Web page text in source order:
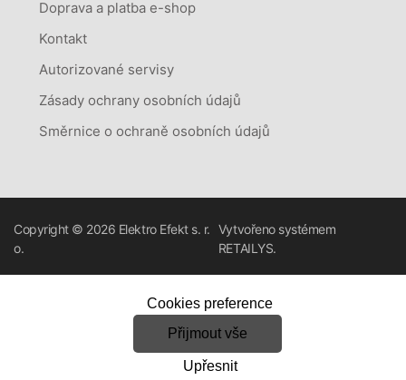
Doprava a platba e-shop
Kontakt
Autorizované servisy
Zásady ochrany osobních údajů
Směrnice o ochraně osobních údajů
Copyright © 2026 Elektro Efekt s. r.
o.
Vytvořeno systémem
RETAILYS.
Cookies preference
Přijmout vše
Upřesnit